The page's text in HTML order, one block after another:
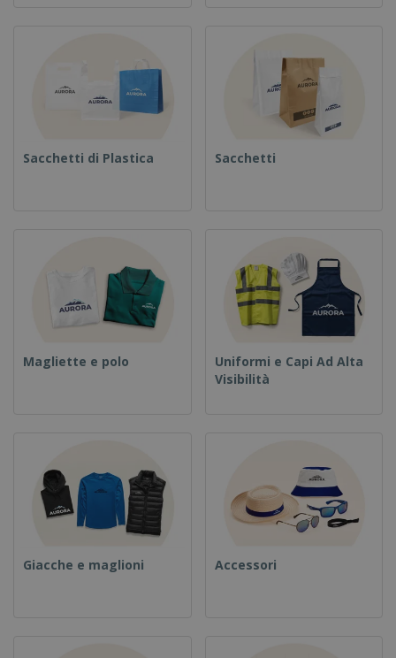
Sacchetti di Plastica Sacchetti
Magliette e polo
Uniformi e Capi Ad Alta
Visibilità
Giacche e maglioni Accessori